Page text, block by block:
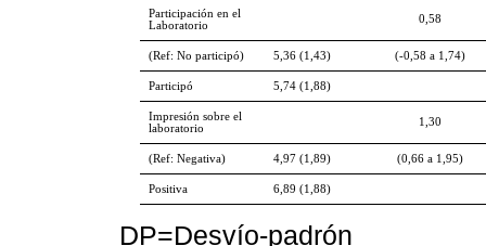
Participación en el
Laboratorio
0,58
(Ref: No participó) 5,36 (1,43) (-0,58 a 1,74)
Participó 5,74 (1,88)
Impresión sobre el
laboratorio
1,30
(Ref: Negativa) 4,97 (1,89) (0,66 a 1,95)
Positiva 6,89 (1,88)
DP=Desvío-padrón